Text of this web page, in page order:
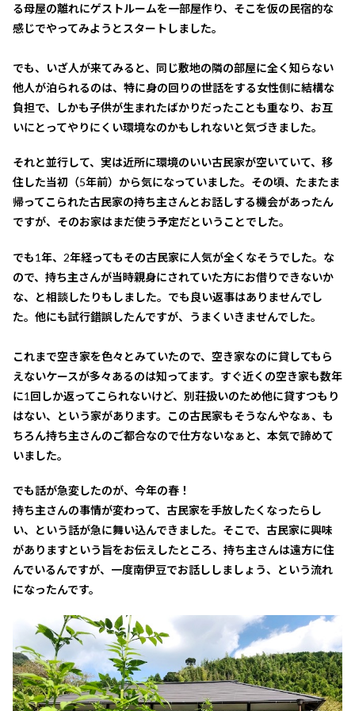
る母屋の離れにゲストルームを一部屋作り、そこを仮の民宿的な
感じでやってみようとスタートしました。
でも、いざ人が来てみると、同じ敷地の隣の部屋に全く知らない
他人が泊られるのは、特に身の回りの世話をする女性側に結構な
負担で、しかも子供が生まれたばかりだったことも重なり、お互
いにとってやりにくい環境なのかもしれないと気づきました。
それと並行して、実は近所に環境のいい古民家が空いていて、移
住した当初（5年前）から気になっていました。その頃、たまたま
帰ってこられた古民家の持ち主さんとお話しする機会があったん
ですが、そのお家はまだ使う予定だということでした。
でも1年、2年経ってもその古民家に人気が全くなそうでした。な
ので、持ち主さんが当時親身にされていた方にお借りできないか
な、と相談したりもしました。でも良い返事はありませんでし
た。他にも試行錯誤したんですが、うまくいきませんでした。
これまで空き家を色々とみていたので、空き家なのに貸してもら
えないケースが多々あるのは知ってます。すぐ近くの空き家も数年
に1回しか返ってこられないけど、別荘扱いのため他に貸すつもり
はない、という家があります。この古民家もそうなんやなぁ、も
ちろん持ち主さんのご都合なので仕方ないなぁと、本気で諦めて
いました。
でも話が急変したのが、今年の春！
持ち主さんの事情が変わって、古民家を手放したくなったらし
い、という話が急に舞い込んできました。そこで、古民家に興味
がありますという旨をお伝えしたところ、持ち主さんは遠方に住
んでいるんですが、一度南伊豆でお話ししましょう、という流れ
になったんです。